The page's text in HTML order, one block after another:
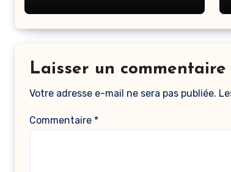
Laisser un commentaire
Votre adresse e-mail ne sera pas publiée.
Commentaire *